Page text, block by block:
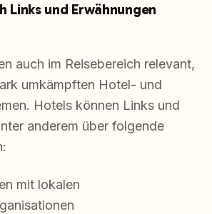
und Erwähnungen
auch im Reisebereich relevant,
umkämpften Hotel- und
Hotels können Links und
anderem über folgende
mit lokalen